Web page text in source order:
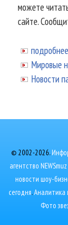
можете
сайте.
подробнее
Мировые
Новости
© 2002-2026.
агентство
новости шоу-
сегодня.Аналитика
Фото